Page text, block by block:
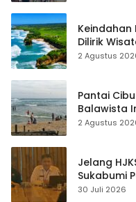
Keindahan
Dilirik
2 Agustus
Pantai
Balawista
Waspada
2 Agustus
Jelang
Sukabumi
Publikasi
30 Juli 2026